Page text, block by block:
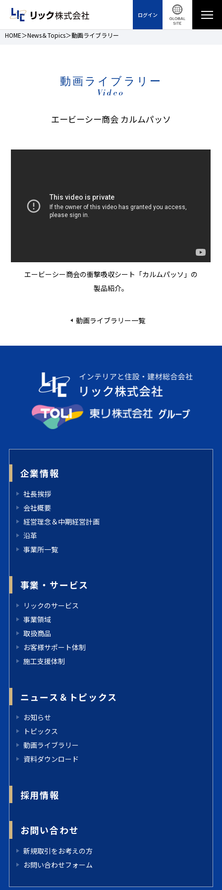
ログイン
HOME News＆Topics 動画ライブラリー
動画ライブラリー
Video
エービーシー商会 カルムパッソ
エービーシー商会の衝撃吸収シート「カルムパッソ」の
製品紹介。
動画ライブラリー一覧
企業情報
社長挨拶
会社概要
経営理念＆中期経営計画
沿革
事業所一覧
事業・サービス
リックのサービス
事業領域
取扱商品
お客様サポート体制
施工支援体制
ニュース＆トピックス
お知らせ
トピックス
動画ライブラリー
資料ダウンロード
採用情報
お問い合わせ
新規取引をお考えの方
お問い合わせフォーム